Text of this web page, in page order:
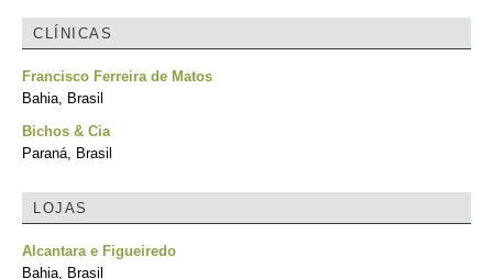
CLÍNICAS
Francisco Ferreira de Matos
Bahia, Brasil
Bichos & Cia
Paraná, Brasil
LOJAS
Alcantara e Figueiredo
Bahia, Brasil